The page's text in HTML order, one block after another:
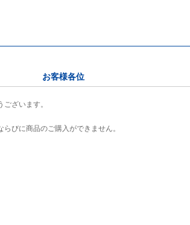
お客様各位
ざいます。
びに商品のご購入ができません。